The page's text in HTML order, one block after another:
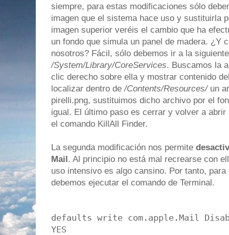
siempre, para estas modificaciones sólo
imagen que el sistema hace uso y sustituirla
imagen superior veréis el cambio que ha
un fondo que simula un panel de madera. ¿Y
nosotros? Fácil, sólo debemos ir a la
/System/Library/CoreServices. Buscamos la
clic derecho sobre ella y mostrar contenido
localizar dentro de/Contents/Resources/un
pirelli.png, sustituimos dicho archivo por el
igual. El último paso es cerrar y volver a
el comando KillAll Finder.
La segunda modificación nos permite
Mail. Al principio no está mal recrearse con
uso intensivo es algo cansino. Por tanto,
debemos ejecutar el comando de Terminal.
defaults write com.apple.Mail
YES